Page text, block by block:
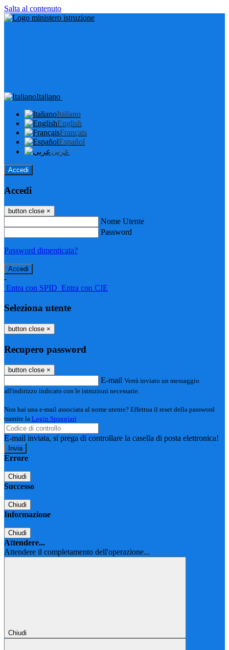
Salta al contenuto
Italiano
Italiano
English
Français
Español
عربى
Accedi
Accedi
button close ×
Nome Utente
Password
Password dimenticata?
-
Entra con SPID Entra con CIE
Seleziona utente
button close ×
Recupero password
button close ×
E-mail Verrà inviato un messaggio
all'indirizzo indicato con le istruzioni necessarie.
Non hai una e-mail associata al nome utente? Effettua il reset della password
tramite la Login Spaggiari
E-mail inviata, si prega di controllare la casella di posta elettronica!
Errore
Chiudi
Successo
Chiudi
Informazione
Chiudi
Attendere...
Attendere il completamento dell'operazione...
Chiudi